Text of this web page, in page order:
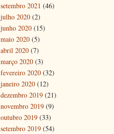
setembro 2021 (46)
julho 2020 (2)
junho 2020 (15)
maio 2020 (5)
abril 2020 (7)
março 2020 (3)
fevereiro 2020 (32)
janeiro 2020 (12)
dezembro 2019 (21)
novembro 2019 (9)
outubro 2019 (33)
setembro 2019 (54)